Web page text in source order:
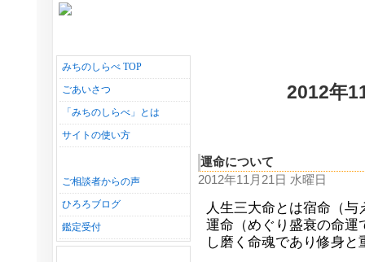
みちのしらべ TOP
ごあいさつ
「みちのしらべ」とは
サイトの使い方
ご相談者からの声
ひろろブログ
鑑定受付
2012年
運命について
2012年11月21日 水曜日
人生三大命とは宿命（
運命（めぐり盛衰の命運
し磨く命魂であり修身